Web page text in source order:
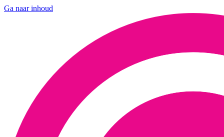
Ga naar inhoud